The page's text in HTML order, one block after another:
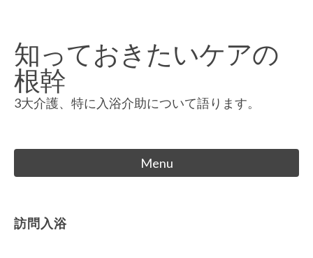
content
知っておきたいケアの
根幹
3大介護、特に入浴介助について語ります。
Menu
訪問入浴